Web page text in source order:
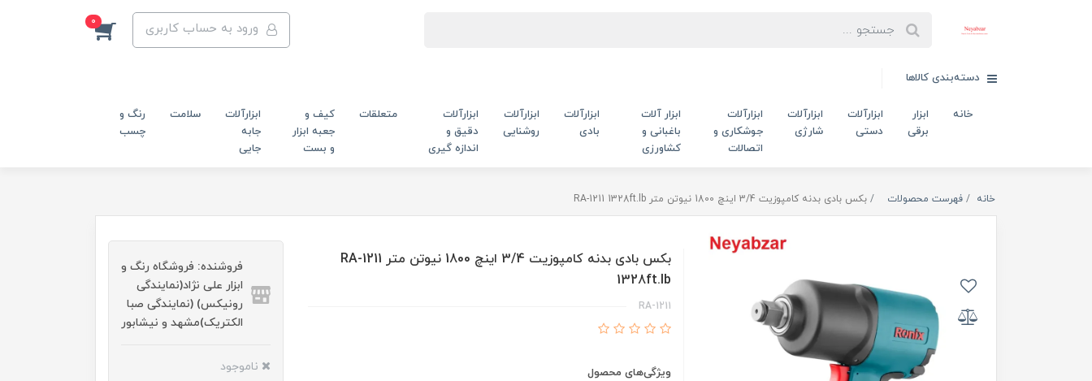
ورود به حساب کاربری 0
دسته‌بندی کالاها
خانه
ابزار
برقی
ابزارآلات
دستی
ابزارآلات
شارژی
ابزارآلات
جوشکاری و
اتصالات
ابزار آلات
باغبانی و
کشاورزی
ابزارآلات
بادی
ابزارآلات
روشنایی
ابزارآلات
دقیق و
اندازه گیری
متعلقات
کیف و
جعبه ابزار
و بست
ابزارآلات
جابه
جایی
سلامت
رنگ و
چسب
خانه فهرست محصولات بکس بادی بدنه کامپوزیت 3/4 اینچ 1800 نیوتن متر RA-1211 1328ft.lb
بکس بادی بدنه کامپوزیت 3/4 اینچ 1800 نیوتن متر RA-1211
1328ft.lb
RA-1211
ویژگی‌های محصول
فروشنده: فروشگاه رنگ و
ابزار علی نژاد(نمایندگی
رونیکس) (نمایندگی صبا
الکتریک)مشهد و نیشابور
ناموجود